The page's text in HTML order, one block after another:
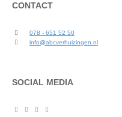
CONTACT
078 - 651 52 50
info@abcverhuizingen.nl
SOCIAL MEDIA